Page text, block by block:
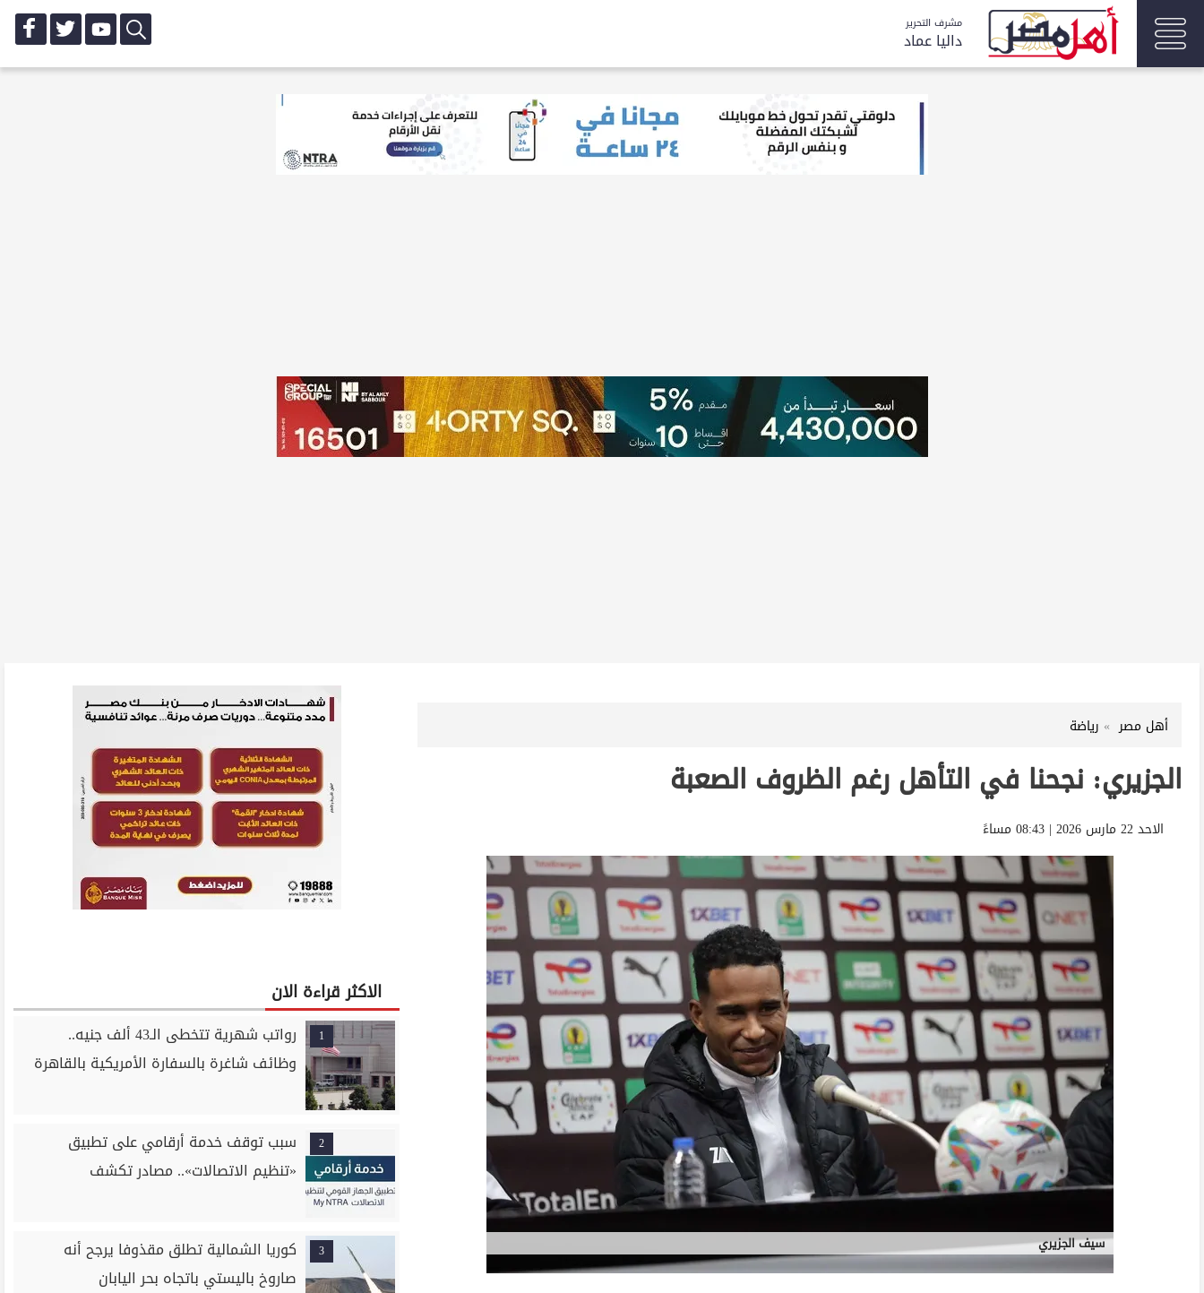
مشرف التحرير
داليا عماد
أهل مصر رياضة
الجزيري: نجحنا في التأهل رغم الظروف الصعبة
الاحد 22 مارس 2026 | 08:43 مساءً
سيف الجزيري
الاكثر قراءة الان
1
رواتب شهرية تتخطى الـ43 ألف جنيه..
وظائف شاغرة بالسفارة الأمريكية بالقاهرة
2
سبب توقف خدمة أرقامي على تطبيق
«تنظيم الاتصالات».. مصادر تكشف
3
كوريا الشمالية تطلق مقذوفا يرجح أنه
صاروخ باليستي باتجاه بحر اليابان